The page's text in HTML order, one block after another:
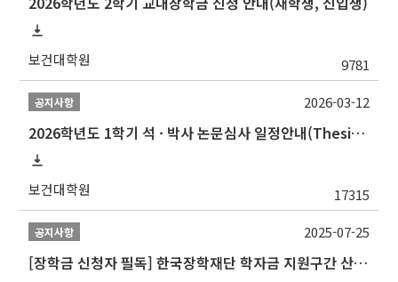
보건대학원 9781
공지사항
2026학년도 1학기 석 · 박사 논문심사 일정안내(Thesis Defense Schedules)
보건대학원 17315
2026-03-12
공지사항
[장학금 신청자 필독] 한국장학재단 학자금 지원구간 산정 권고
2025-07-25